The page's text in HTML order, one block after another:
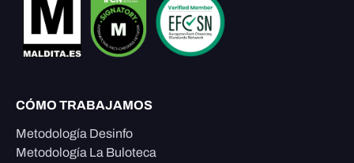
CÓMO TRABAJAMOS
Metodología Desinfo
Metodología La Buloteca